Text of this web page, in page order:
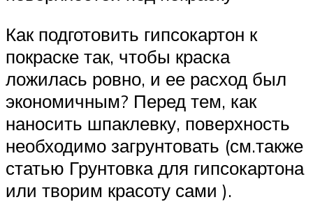
Как подготовить гипсокартон к
покраске так, чтобы краска
ложилась ровно, и ее расход был
экономичным? Перед тем, как
наносить шпаклевку, поверхность
необходимо загрунтовать (см.также
статью Грунтовка для гипсокартона
или творим красоту сами ).